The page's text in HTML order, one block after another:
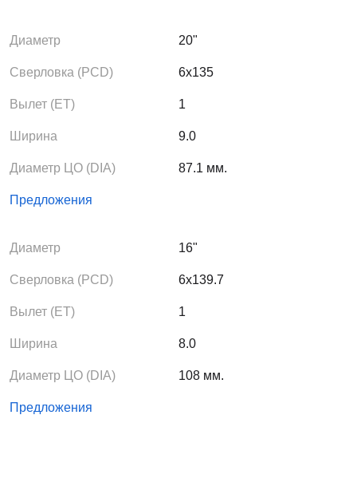
Диаметр 20"
Сверловка (PCD) 6x135
Вылет (ЕТ) 1
Ширина 9.0
Диаметр ЦО (DIA) 87.1 мм.
Предложения
Диаметр 16"
Сверловка (PCD) 6x139.7
Вылет (ЕТ) 1
Ширина 8.0
Диаметр ЦО (DIA) 108 мм.
Предложения